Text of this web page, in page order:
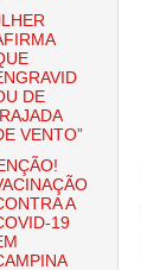
DE
VENTO”
A
19